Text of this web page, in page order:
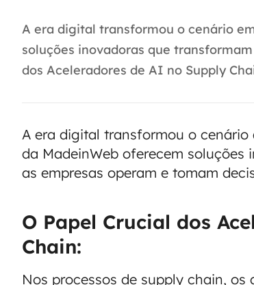
A era digital transformou o cenário
soluções inovadoras que
dos Aceleradores de AI no Supply
A era digital transformou o cenário
da MadeinWeb oferecem
as empresas operam e tomam
O Papel Crucial dos
Chain:
Nos processos de supply chain,